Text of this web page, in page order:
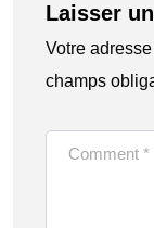
Laisser
Votre
champs